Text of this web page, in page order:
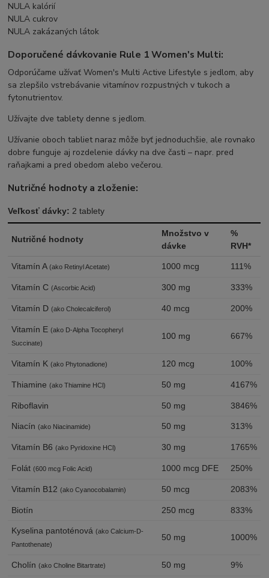
NULA kalórií
NULA cukrov
NULA zakázaných látok
Doporučené dávkovanie Rule 1 Women's Multi:
Odporúčame užívať Women's Multi Active Lifestyle s jedlom, aby
sa zlepšilo vstrebávanie vitamínov rozpustných v tukoch a
fytonutrientov.
Užívajte dve tablety denne s jedlom.
Užívanie oboch tabliet naraz môže byť jednoduchšie, ale rovnako
dobre funguje aj rozdelenie dávky na dve časti – napr. pred
raňajkami a pred obedom alebo večerou.
Nutričné hodnoty a zloženie:
Veľkosť dávky: 2 tablety
Nutričné hodnoty
Množstvo v
dávke
%
RVH*
Vitamín A(ako Retinyl Acetate) 1000 mcg 111%
Vitamín C(Ascorbic Acid) 300 mg 333%
Vitamín D(ako Cholecalciferol) 40 mcg 200%
Vitamín E(ako D-Alpha Tocopheryl
Succinate)
100 mg 667%
Vitamín K(ako Phytonadione) 120 mcg 100%
Thiamine(ako Thiamine HCl) 50 mg 4167%
Riboflavin 50 mg 3846%
Niacín(ako Niacinamide) 50 mg 313%
Vitamín B6(ako Pyridoxine HCl) 30 mg 1765%
Folát(600 mcg Folic Acid) 1000 mcg DFE 250%
Vitamín B12(ako Cyanocobalamin) 50 mcg 2083%
Biotín 250 mcg 833%
Kyselina pantoténová(ako Calcium-D-
Pantothenate)
50 mg 1000%
Cholín(ako Choline Bitartrate) 50 mg 9%